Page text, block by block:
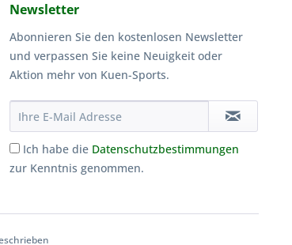
Newsletter
Abonnieren Sie den kostenlosen Newsletter
und verpassen Sie keine Neuigkeit oder
Aktion mehr von Kuen-Sports.
Ich habe die Datenschutzbestimmungen
zur Kenntnis genommen.